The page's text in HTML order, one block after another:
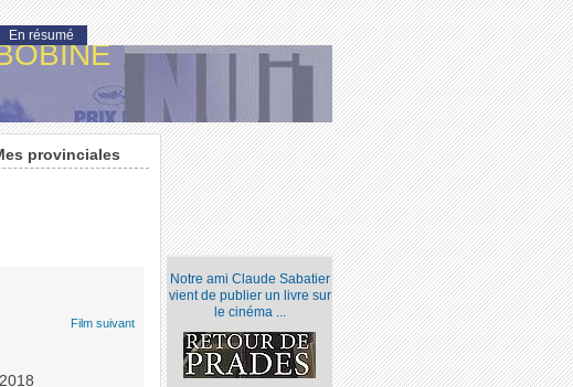
provinciales
Film suivant
Notre ami Claude Sabatier
vient de publier un livre sur
le cinéma ...
En résumé